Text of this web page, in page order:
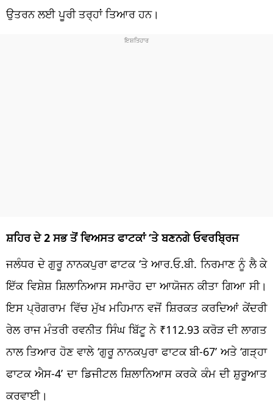
ਉਤਰਨ ਲਈ ਪੂਰੀ ਤਰ੍ਹਾਂ ਤਿਆਰ ਹਨ।
ਸ਼ਹਿਰ ਦੇ 2 ਸਭ ਤੋਂ ਵਿਅਸਤ ਫਾਟਕਾਂ ‘ਤੇ ਬਣਨਗੇ ਓਵਰਬ੍ਰਿਜ
ਜਲੰਧਰ ਦੇ ਗੁਰੂ ਨਾਨਕਪੁਰਾ ਫਾਟਕ ‘ਤੇ ਆਰ.ਓ.ਬੀ. ਨਿਰਮਾਣ ਨੂੰ ਲੈ ਕੇ
ਇੱਕ ਵਿਸ਼ੇਸ਼ ਸ਼ਿਲਾਨਿਆਸ ਸਮਾਰੋਹ ਦਾ ਆਯੋਜਨ ਕੀਤਾ ਗਿਆ ਸੀ।
ਇਸ ਪ੍ਰੋਗਰਾਮ ਵਿੱਚ ਮੁੱਖ ਮਹਿਮਾਨ ਵਜੋਂ ਸ਼ਿਰਕਤ ਕਰਦਿਆਂ ਕੇਂਦਰੀ
ਰੇਲ ਰਾਜ ਮੰਤਰੀ ਰਵਨੀਤ ਸਿੰਘ ਬਿੱਟੂ ਨੇ ₹112.93 ਕਰੋੜ ਦੀ ਲਾਗਤ
ਨਾਲ ਤਿਆਰ ਹੋਣ ਵਾਲੇ ‘ਗੁਰੂ ਨਾਨਕਪੁਰਾ ਫਾਟਕ ਬੀ-67’ ਅਤੇ ‘ਗੜ੍ਹਾ
ਫਾਟਕ ਐਸ-4’ ਦਾ ਡਿਜੀਟਲ ਸ਼ਿਲਾਨਿਆਸ ਕਰਕੇ ਕੰਮ ਦੀ ਸ਼ੁਰੂਆਤ
ਕਰਵਾਈ।